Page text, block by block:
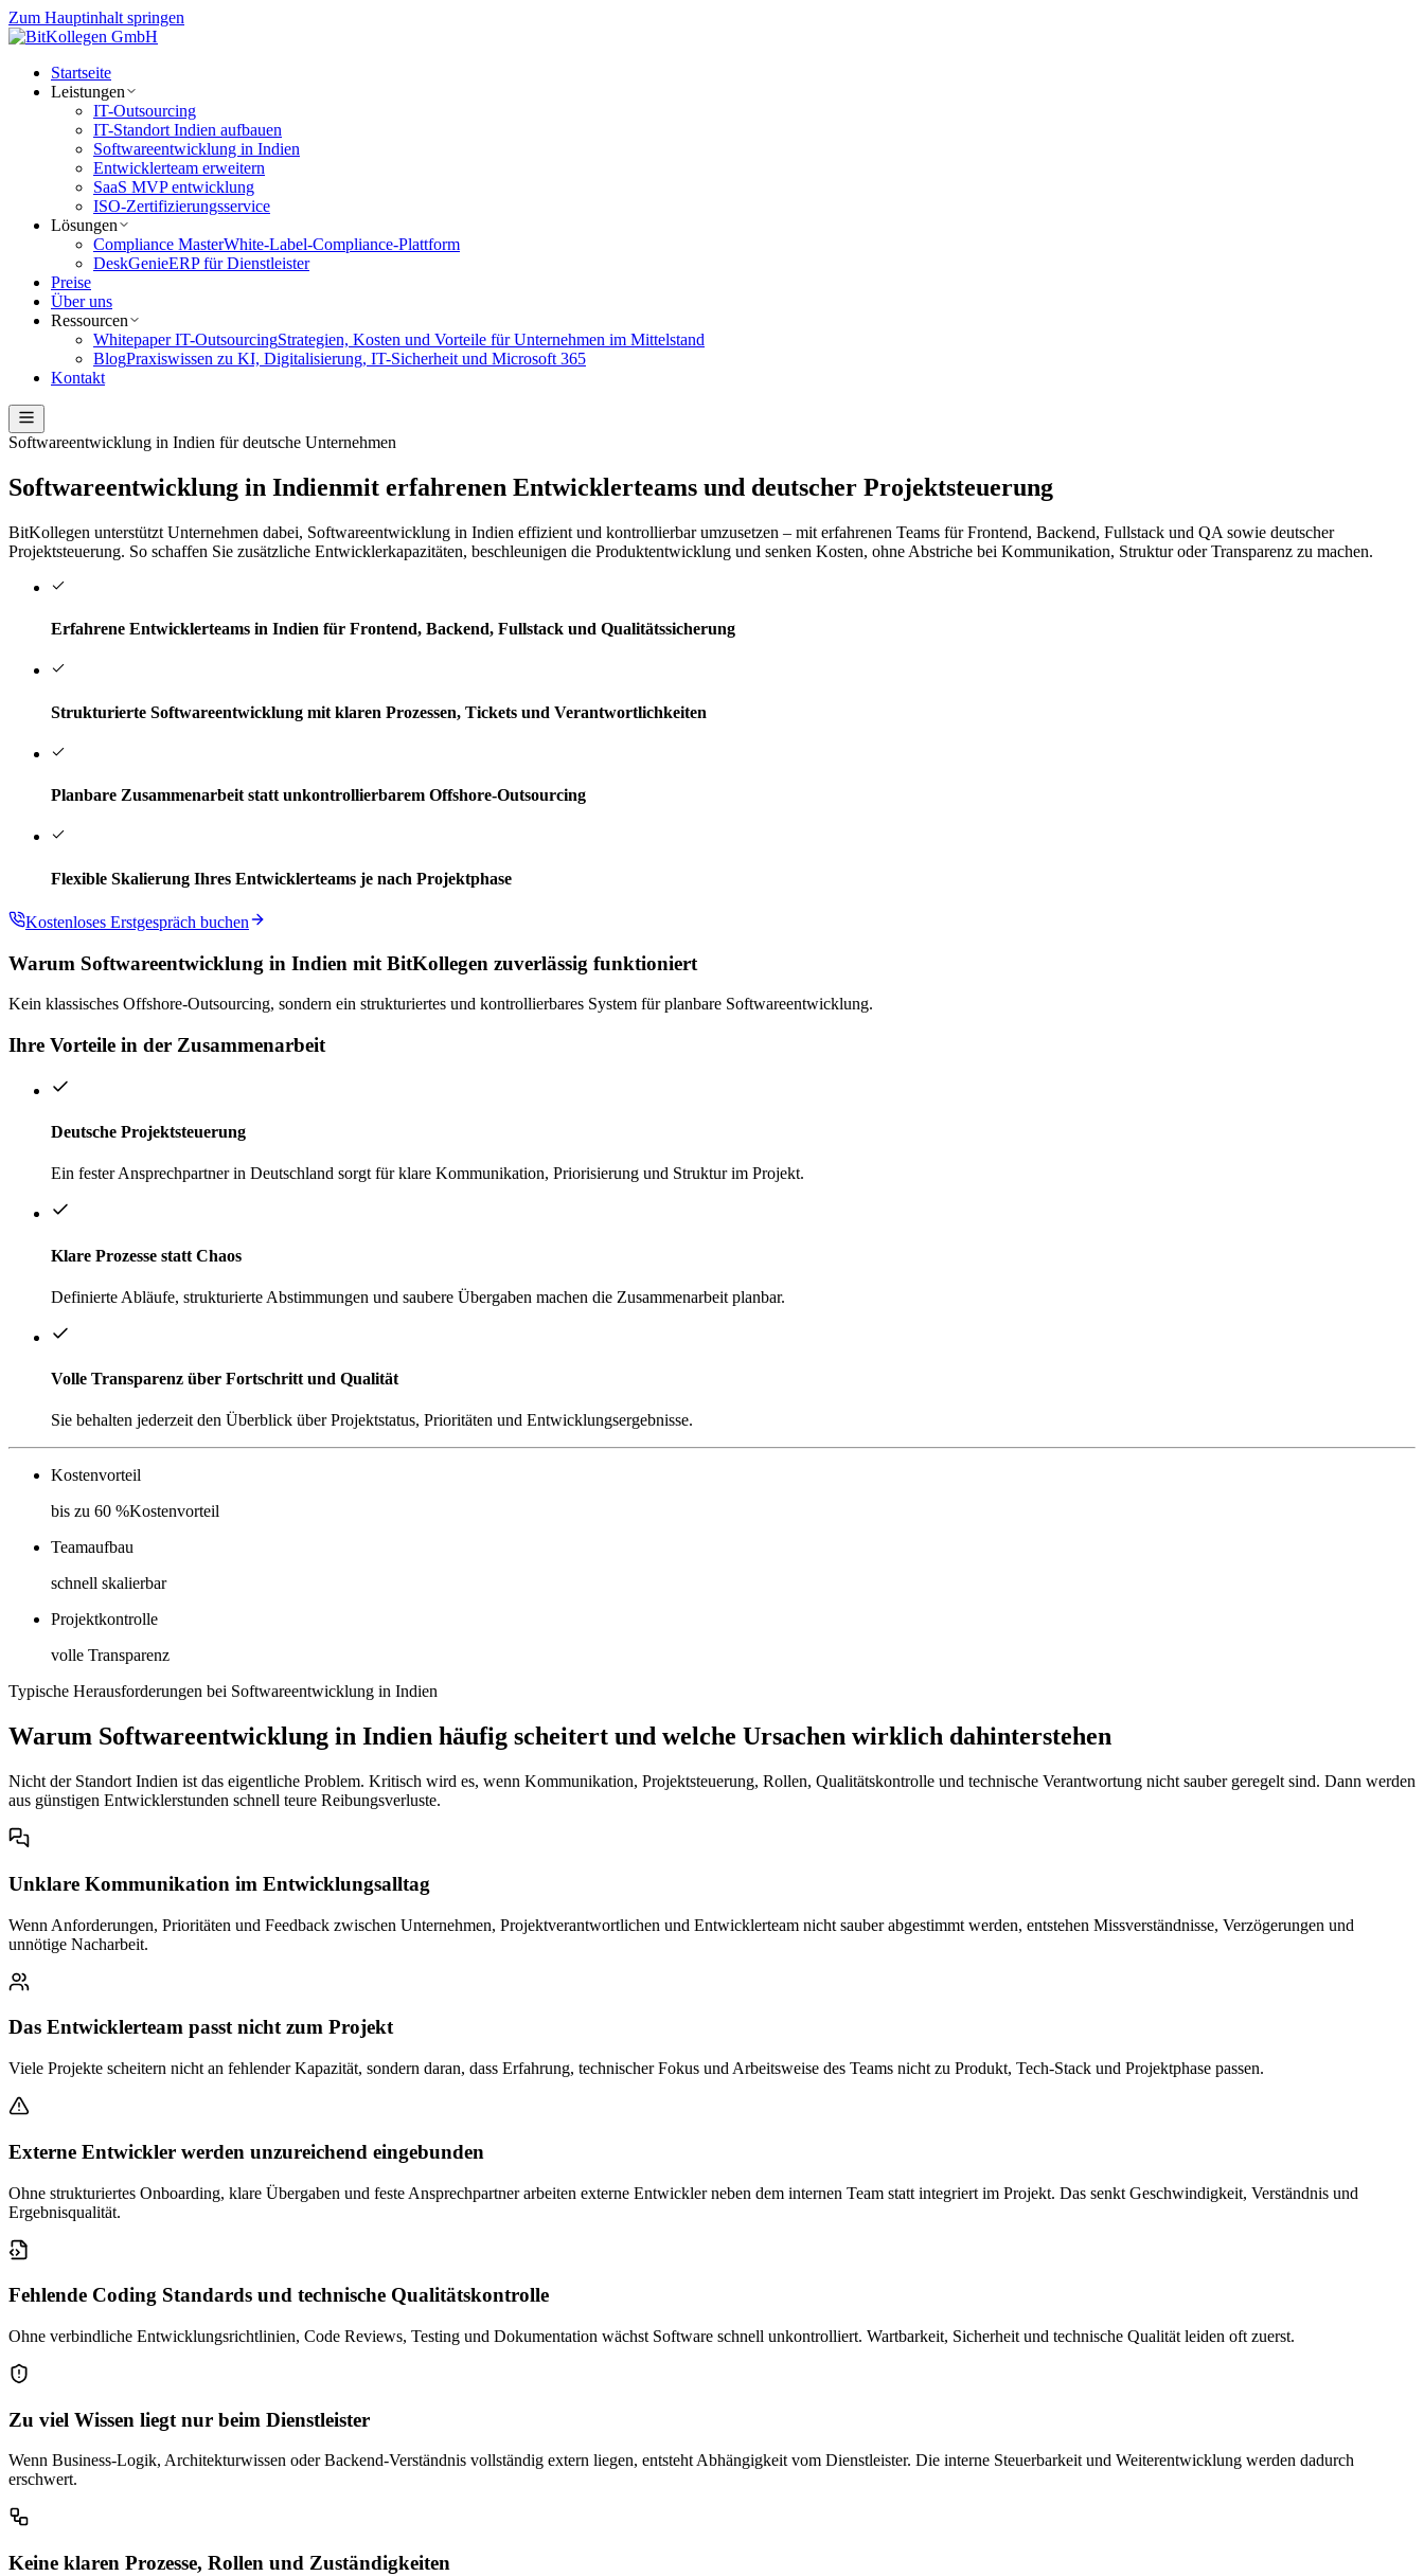
Zum Hauptinhalt springen
Startseite
Leistungen
IT-Outsourcing
IT-Standort Indien aufbauen
Softwareentwicklung in Indien
Entwicklerteam erweitern
SaaS MVP entwicklung
ISO-Zertifizierungsservice
Lösungen
Compliance MasterWhite-Label-Compliance-Plattform
DeskGenieERP für Dienstleister
Preise
Über uns
Ressourcen
Whitepaper IT-OutsourcingStrategien, Kosten und Vorteile für Unternehmen im Mittelstand
BlogPraxiswissen zu KI, Digitalisierung, IT-Sicherheit und Microsoft 365
Kontakt
Softwareentwicklung in Indien für deutsche Unternehmen
Softwareentwicklung in Indienmit erfahrenen Entwicklerteams und deutscher Projektsteuerung
BitKollegen unterstützt Unternehmen dabei, Softwareentwicklung in Indien effizient und kontrollierbar umzusetzen – mit erfahrenen Teams für Frontend, Backend, Fullstack und QA sowie deutscher
Projektsteuerung. So schaffen Sie zusätzliche Entwicklerkapazitäten, beschleunigen die Produktentwicklung und senken Kosten, ohne Abstriche bei Kommunikation, Struktur oder Transparenz zu machen.
Erfahrene Entwicklerteams in Indien für Frontend, Backend, Fullstack und Qualitätssicherung
Strukturierte Softwareentwicklung mit klaren Prozessen, Tickets und Verantwortlichkeiten
Planbare Zusammenarbeit statt unkontrollierbarem Offshore-Outsourcing
Flexible Skalierung Ihres Entwicklerteams je nach Projektphase
Kostenloses Erstgespräch buchen
Warum Softwareentwicklung in Indien mit BitKollegen zuverlässig funktioniert
Kein klassisches Offshore-Outsourcing, sondern ein strukturiertes und kontrollierbares System für planbare Softwareentwicklung.
Ihre Vorteile in der Zusammenarbeit
Deutsche Projektsteuerung
Ein fester Ansprechpartner in Deutschland sorgt für klare Kommunikation, Priorisierung und Struktur im Projekt.
Klare Prozesse statt Chaos
Definierte Abläufe, strukturierte Abstimmungen und saubere Übergaben machen die Zusammenarbeit planbar.
Volle Transparenz über Fortschritt und Qualität
Sie behalten jederzeit den Überblick über Projektstatus, Prioritäten und Entwicklungsergebnisse.
Kostenvorteil
bis zu 60 %Kostenvorteil
Teamaufbau
schnell skalierbar
Projektkontrolle
volle Transparenz
Typische Herausforderungen bei Softwareentwicklung in Indien
Warum Softwareentwicklung in Indien häufig scheitert und welche Ursachen wirklich dahinterstehen
Nicht der Standort Indien ist das eigentliche Problem. Kritisch wird es, wenn Kommunikation, Projektsteuerung, Rollen, Qualitätskontrolle und technische Verantwortung nicht sauber geregelt sind. Dann werden
aus günstigen Entwicklerstunden schnell teure Reibungsverluste.
Unklare Kommunikation im Entwicklungsalltag
Wenn Anforderungen, Prioritäten und Feedback zwischen Unternehmen, Projektverantwortlichen und Entwicklerteam nicht sauber abgestimmt werden, entstehen Missverständnisse, Verzögerungen und
unnötige Nacharbeit.
Das Entwicklerteam passt nicht zum Projekt
Viele Projekte scheitern nicht an fehlender Kapazität, sondern daran, dass Erfahrung, technischer Fokus und Arbeitsweise des Teams nicht zu Produkt, Tech-Stack und Projektphase passen.
Externe Entwickler werden unzureichend eingebunden
Ohne strukturiertes Onboarding, klare Übergaben und feste Ansprechpartner arbeiten externe Entwickler neben dem internen Team statt integriert im Projekt. Das senkt Geschwindigkeit, Verständnis und
Ergebnisqualität.
Fehlende Coding Standards und technische Qualitätskontrolle
Ohne verbindliche Entwicklungsrichtlinien, Code Reviews, Testing und Dokumentation wächst Software schnell unkontrolliert. Wartbarkeit, Sicherheit und technische Qualität leiden oft zuerst.
Zu viel Wissen liegt nur beim Dienstleister
Wenn Business-Logik, Architekturwissen oder Backend-Verständnis vollständig extern liegen, entsteht Abhängigkeit vom Dienstleister. Die interne Steuerbarkeit und Weiterentwicklung werden dadurch
erschwert.
Keine klaren Prozesse, Rollen und Zuständigkeiten